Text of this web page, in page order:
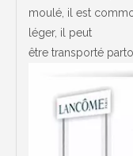
moulé, il est
léger, il peut
être transporté